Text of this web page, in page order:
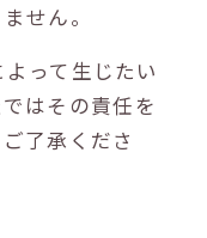
せん。
って生じたい
はその責任を
了承くださ